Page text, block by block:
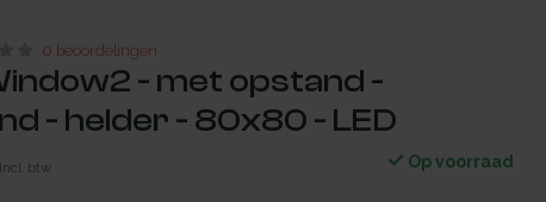
0 beoordelingen
- met opstand -
- helder - 80x80 - LED
Incl. btw Op voorraad